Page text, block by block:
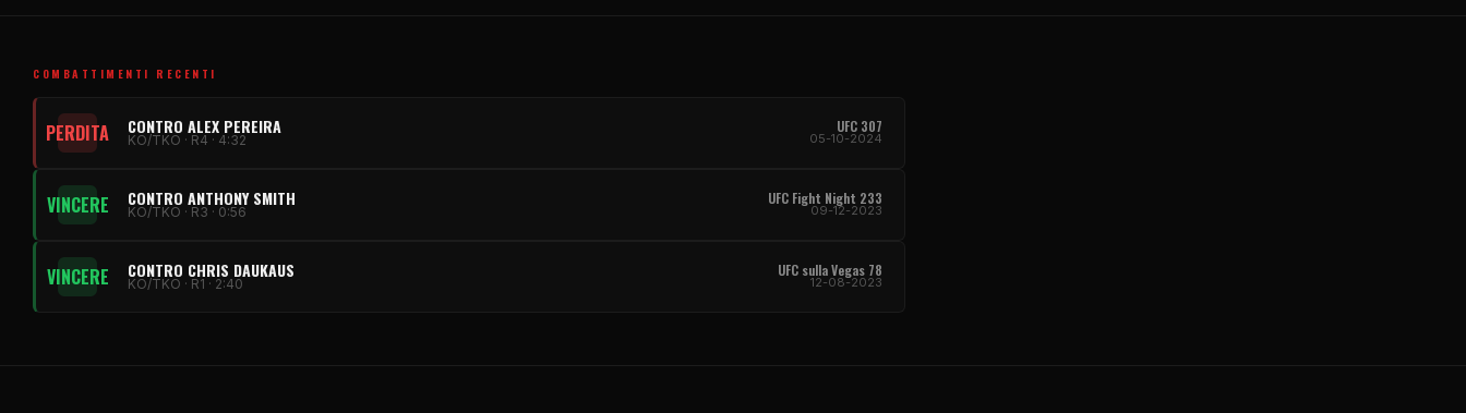
COMBATTIMENTI RECENTI
PERDITA CONTRO ALEX PEREIRA
KO/TKO · R4 · 4:32
UFC 307
05-10-2024
VINCERE CONTRO ANTHONY SMITH
KO/TKO · R3 · 0:56
UFC Fight Night 233
09-12-2023
VINCERE CONTRO CHRIS DAUKAUS
KO/TKO · R1 · 2:40
UFC sulla Vegas 78
12-08-2023